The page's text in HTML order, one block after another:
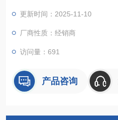
更新时间：2025-11-10
厂商性质：经销商
访问量：691
产品咨询